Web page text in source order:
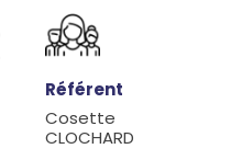
Référent
Cosette
CLOCHARD